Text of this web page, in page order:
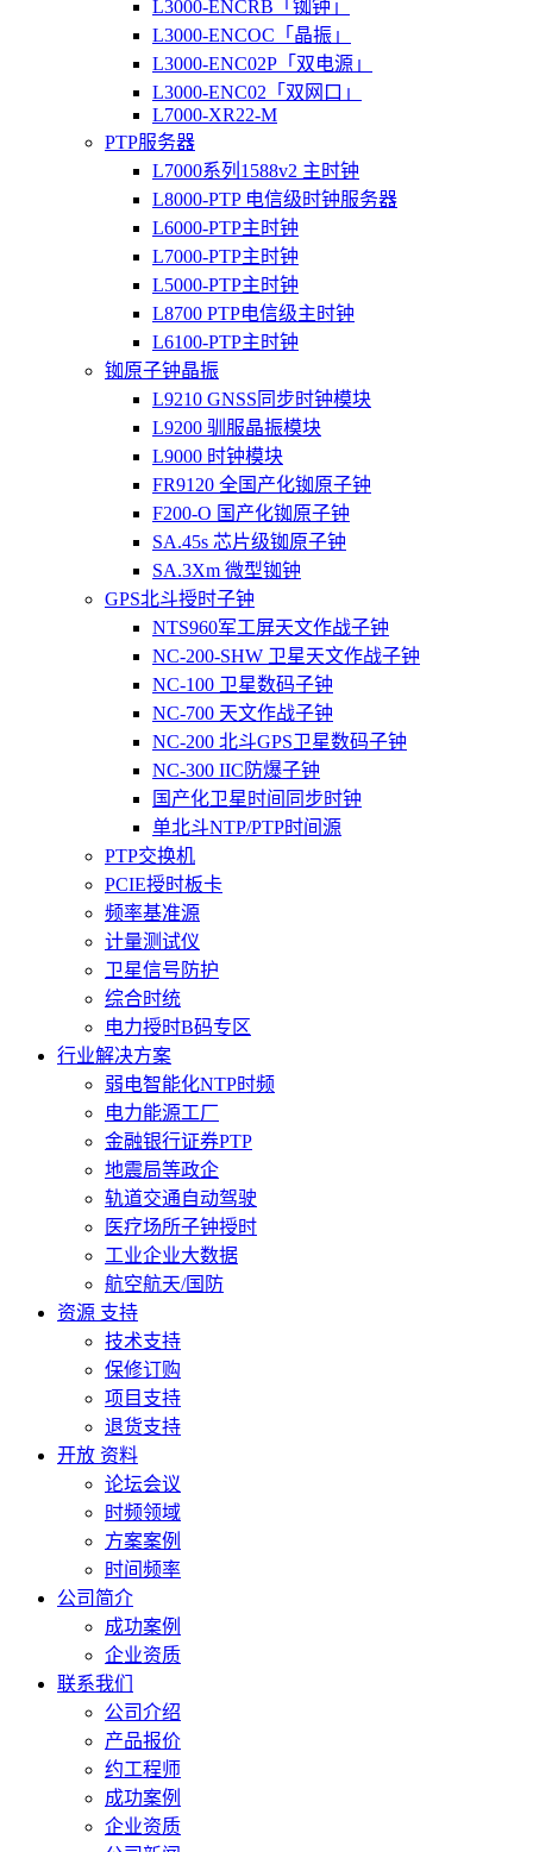
L3000-ENCRB「铷钟」
L3000-ENCOC「晶振」
L3000-ENC02P「双电源」
L3000-ENC02「双网口」
L7000-XR22-M
PTP服务器
L7000系列1588v2 主时钟
L8000-PTP 电信级时钟服务器
L6000-PTP主时钟
L7000-PTP主时钟
L5000-PTP主时钟
L8700 PTP电信级主时钟
L6100-PTP主时钟
铷原子钟晶振
L9210 GNSS同步时钟模块
L9200 驯服晶振模块
L9000 时钟模块
FR9120 全国产化铷原子钟
F200-O 国产化铷原子钟
SA.45s 芯片级铷原子钟
SA.3Xm 微型铷钟
GPS北斗授时子钟
NTS960军工屏天文作战子钟
NC-200-SHW 卫星天文作战子钟
NC-100 卫星数码子钟
NC-700 天文作战子钟
NC-200 北斗GPS卫星数码子钟
NC-300 IIC防爆子钟
国产化卫星时间同步时钟
单北斗NTP/PTP时间源
PTP交换机
PCIE授时板卡
频率基准源
计量测试仪
卫星信号防护
综合时统
电力授时B码专区
行业解决方案
弱电智能化NTP时频
电力能源工厂
金融银行证券PTP
地震局等政企
轨道交通自动驾驶
医疗场所子钟授时
工业企业大数据
航空航天/国防
资源 支持
技术支持
保修订购
项目支持
退货支持
开放 资料
论坛会议
时频领域
方案案例
时间频率
公司简介
成功案例
企业资质
联系我们
公司介绍
产品报价
约工程师
成功案例
企业资质